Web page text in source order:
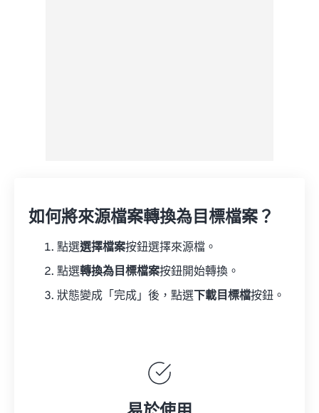
如何將來源檔案轉換為目標檔案？
點選選擇檔案按鈕選擇來源檔。
點選轉換為目標檔案按鈕開始轉換。
狀態變成「完成」後，點選 下載目標檔按鈕。